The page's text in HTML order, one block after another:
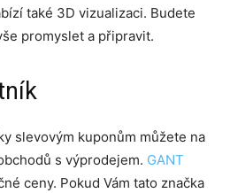
také 3D vizualizaci. Budete
promyslet a připravit.
slevovým kuponům můžete na
s výprodejem. GANT
ceny. Pokud Vám tato značka